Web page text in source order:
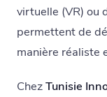
virtuelle (VR) ou
permettent de
manière réaliste
ChezTunisie